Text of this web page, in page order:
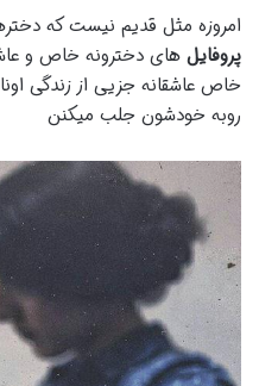
امروزه مثل قدیم نیست که
پروفایل های دخترونه خاص و
خاص عاشقانه جزیی از زندگی
روبه خودشون جلب میکنن